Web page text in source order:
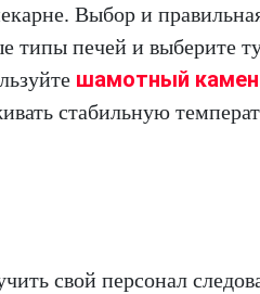
Выбор и
типы печей и выберите
шамотный
стабильную
свой персонал